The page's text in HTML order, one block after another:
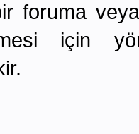
foruma veya
için